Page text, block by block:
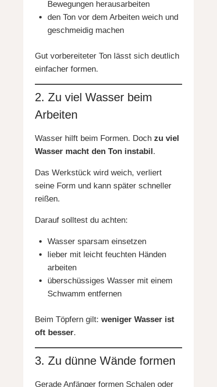
Bewegungen herausarbeiten
den Ton vor dem Arbeiten weich und
geschmeidig machen
Gut vorbereiteter Ton lässt sich deutlich
einfacher formen.
2. Zu viel Wasser beim
Arbeiten
Wasser hilft beim Formen. Doch zu viel
Wasser macht den Ton instabil.
Das Werkstück wird weich, verliert
seine Form und kann später schneller
reißen.
Darauf solltest du achten:
Wasser sparsam einsetzen
lieber mit leicht feuchten Händen
arbeiten
überschüssiges Wasser mit einem
Schwamm entfernen
Beim Töpfern gilt: weniger Wasser ist
oft besser.
3. Zu dünne Wände formen
Gerade Anfänger formen Schalen oder